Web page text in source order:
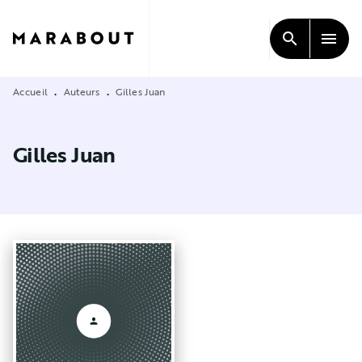
CONTENU
search menu
Accueil • Auteurs • Gilles Juan
Gilles Juan